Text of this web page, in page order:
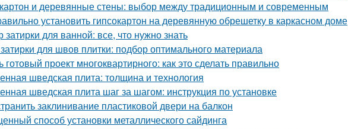
и деревянные стены: выбор между традиционным и современным
установить гипсокартон на деревянную обрешетку в каркасном доме
для ванной: все, что нужно знать
для швов плитки: подбор оптимального материала
готовый проект многоквартирного: как это сделать правильно
шведская плита: толщина и технология
шведская плита шаг за шагом: инструкция по установке
заклинивание пластиковой двери на балкон
способ установки металлического сайдинга